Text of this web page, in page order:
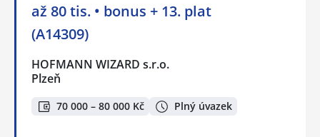
až 80 tis. • bonus + 13. plat
(A14309)
HOFMANN WIZARD s.r.o.
Plzeň
70 000 – 80 000 Kč Plný úvazek